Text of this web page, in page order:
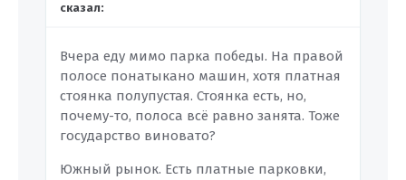
сказал:
Вчера еду мимо парка победы. На правой
полосе понатыкано машин, хотя платная
стоянка полупустая. Стоянка есть, но,
почему-то, полоса всё равно занята. Тоже
государство виновато?
Южный рынок. Есть платные парковки,